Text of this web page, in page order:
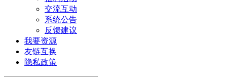
交流互动
系统公告
反馈建议
我要资源
友链互换
隐私政策